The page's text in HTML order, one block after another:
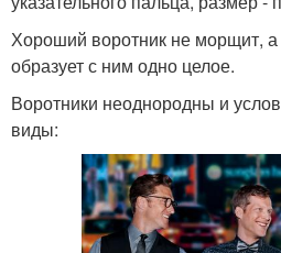
Хороший воротник не морщит, а
образует с ним одно целое.
Воротники неоднородны и
виды: